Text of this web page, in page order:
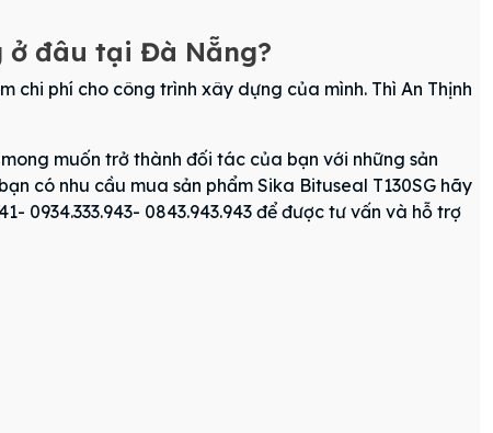
ở đâu tại Đà Nẵng?
chi phí cho công trình xây dựng của mình. Thì An Thịnh
muốn trở thành đối tác của bạn với những sản
có nhu cầu mua sản phẩm Sika Bituseal T130SG hãy
0934.333.943- 0843.943.943 để được tư vấn và hỗ trợ